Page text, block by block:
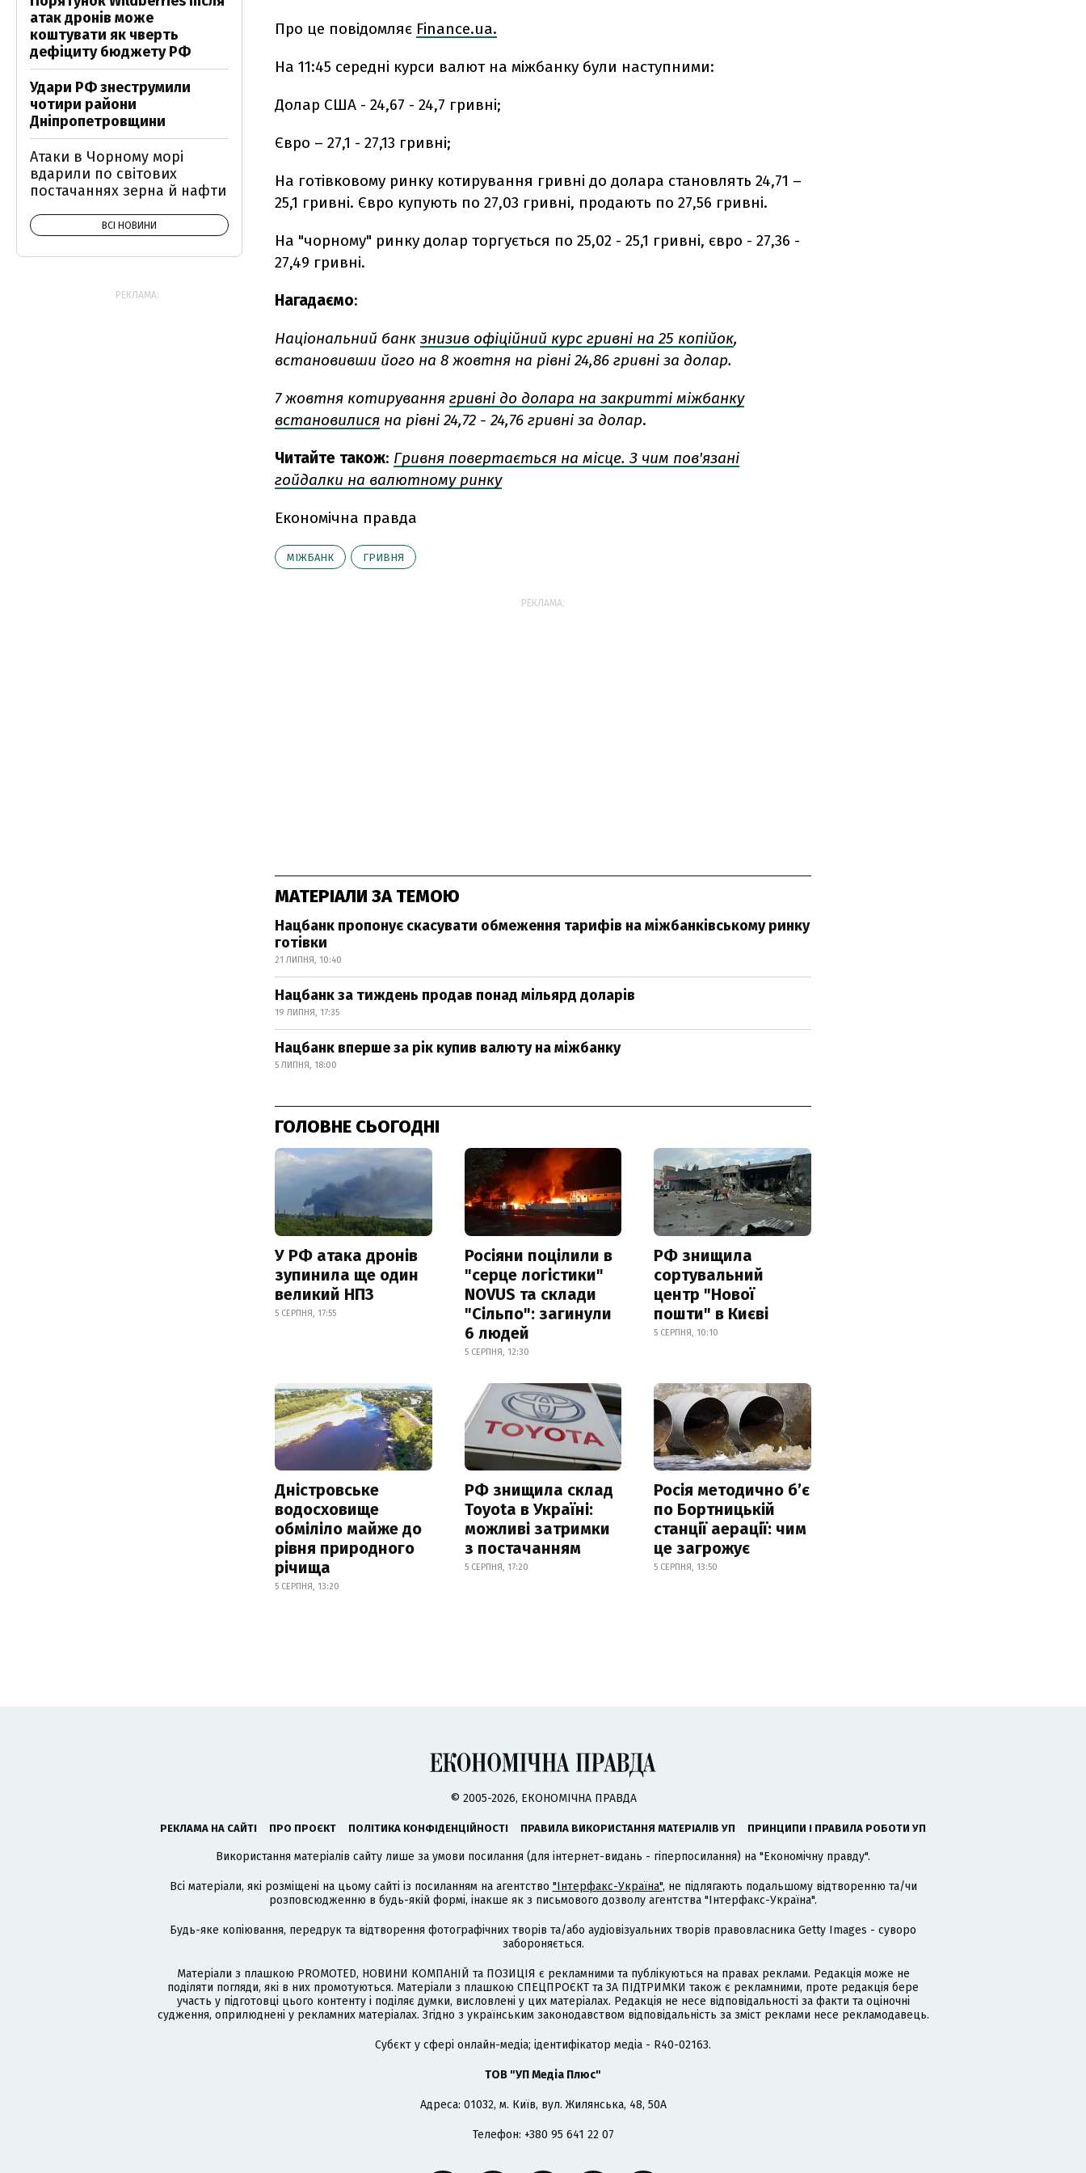
Про це повідомляє Finance.ua.
На 11:45 середні курси валют на міжбанку були наступними:
Долар США - 24,67 - 24,7 гривні;
Євро – 27,1 - 27,13 гривні;
На готівковому ринку котирування гривні до долара становлять 24,71 –
25,1 гривні. Євро купують по 27,03 гривні, продають по 27,56 гривні.
На "чорному" ринку долар торгується по 25,02 - 25,1 гривні, євро - 27,36 -
27,49 гривні.
Нагадаємо:
Національний банк знизив офіційний курс гривні на 25 копійок,
встановивши його на 8 жовтня на рівні 24,86 гривні за долар.
7 жовтня котирування гривні до долара на закритті міжбанку
встановилися на рівні 24,72 - 24,76 гривні за долар.
Читайте також: Гривня повертається на місце. З чим пов'язані
гойдалки на валютному ринку
Економічна правда
МІЖБАНК ГРИВНЯ
РЕКЛАМА:
МАТЕРІАЛИ ЗА ТЕМОЮ
Нацбанк пропонує скасувати обмеження тарифів на міжбанківському ринку
готівки
21 ЛИПНЯ, 10:40
Нацбанк за тиждень продав понад мільярд доларів
19 ЛИПНЯ, 17:35
Нацбанк вперше за рік купив валюту на міжбанку
5 ЛИПНЯ, 18:00
ГОЛОВНЕ СЬОГОДНІ
У РФ атака дронів
зупинила ще один
великий НПЗ
5 СЕРПНЯ, 17:55
Росіяни поцілили в
"серце логістики"
NOVUS та склади
"Сільпо": загинули
6 людей
5 СЕРПНЯ, 12:30
РФ знищила
сортувальний
центр "Нової
пошти" в Києві
5 СЕРПНЯ, 10:10
Дністровське
водосховище
обміліло майже до
рівня природного
річища
5 СЕРПНЯ, 13:20
РФ знищила склад
Toyota в Україні:
можливі затримки
з постачанням
5 СЕРПНЯ, 17:20
Росія методично б’є
по Бортницькій
станції аерації: чим
це загрожує
5 СЕРПНЯ, 13:50
атак дронів може
коштувати як чверть
дефіциту бюджету РФ
Удари РФ знеструмили
чотири райони
Дніпропетровщини
Атаки в Чорному морі
вдарили по світових
постачаннях зерна й нафти
ВСІ НОВИНИ
РЕКЛАМА:
© 2005-2026, ЕКОНОМІЧНА ПРАВДА
РЕКЛАМА НА САЙТІ ПРО ПРОЄКТ ПОЛІТИКА КОНФІДЕНЦІЙНОСТІ ПРАВИЛА ВИКОРИСТАННЯ МАТЕРІАЛІВ УП ПРИНЦИПИ І ПРАВИЛА РОБОТИ УП
Використання матеріалів сайту лише за умови посилання (для інтернет-видань - гіперпосилання) на "Економічну правду".
Всі матеріали, які розміщені на цьому сайті із посиланням на агентство "Інтерфакс-Україна", не підлягають подальшому відтворенню та/чи
розповсюдженню в будь-якій формі, інакше як з письмового дозволу агентства "Інтерфакс-Україна".
Будь-яке копіювання, передрук та відтворення фотографічних творів та/або аудіовізуальних творів правовласника Getty Images - суворо
забороняється.
Матеріали з плашкою PROMOTED, НОВИНИ КОМПАНІЙ та ПОЗИЦІЯ є рекламними та публікуються на правах реклами. Редакція може не
поділяти погляди, які в них промотуються. Матеріали з плашкою СПЕЦПРОЄКТ та ЗА ПІДТРИМКИ також є рекламними, проте редакція бере
участь у підготовці цього контенту і поділяє думки, висловлені у цих матеріалах. Редакція не несе відповідальності за факти та оціночні
судження, оприлюднені у рекламних матеріалах. Згідно з українським законодавством відповідальність за зміст реклами несе рекламодавець.
Cубєкт у сфері онлайн-медіа; ідентифікатор медіа - R40-02163.
ТОВ "УП Медіа Плюс"
Адреса: 01032, м. Київ, вул. Жилянська, 48, 50А
Телефон: +380 95 641 22 07